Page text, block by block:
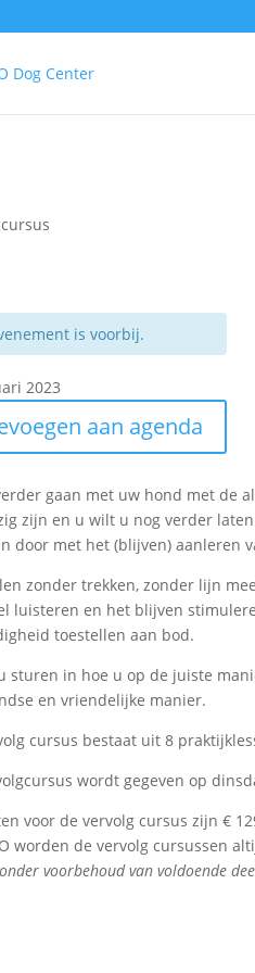
is voorbij.
2023
aan agenda
gaan met uw hond met de
zijn en u wilt u nog verder
door met het (blijven) aanleren
zonder trekken, zonder lijn
luisteren en het blijven
toestellen aan bod.
sturen in hoe u op de juiste
en vriendelijke manier.
cursus bestaat uit 8
wordt gegeven op
voor de vervolg cursus zijn €
worden de vervolg cursussen
voorbehoud van voldoende